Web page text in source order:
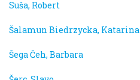
Suša, Robert
Šalamun Biedrzycka, Katarina
Šega Čeh, Barbara